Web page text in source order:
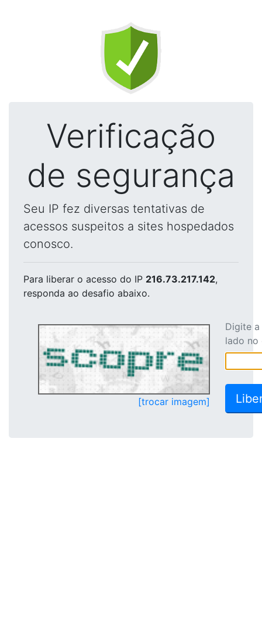
Verificação
de segurança
Seu IP fez diversas tentativas de
acessos suspeitos a sites hospedados
conosco.
Para liberar o acesso do IP 216.73.217.142,
responda ao desafio abaixo.
[trocar imagem]
Digite
lado no